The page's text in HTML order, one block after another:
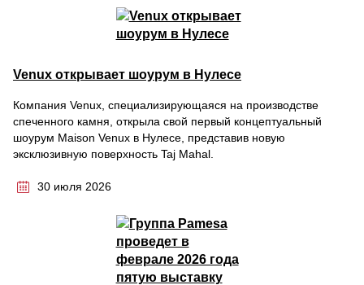
Venux открывает шоурум в Нулесе
Компания Venux, специализирующаяся на производстве
спеченного камня, открыла свой первый концептуальный
шоурум Maison Venux в Нулесе, представив новую
эксклюзивную поверхность Taj Mahal.
30 июля 2026